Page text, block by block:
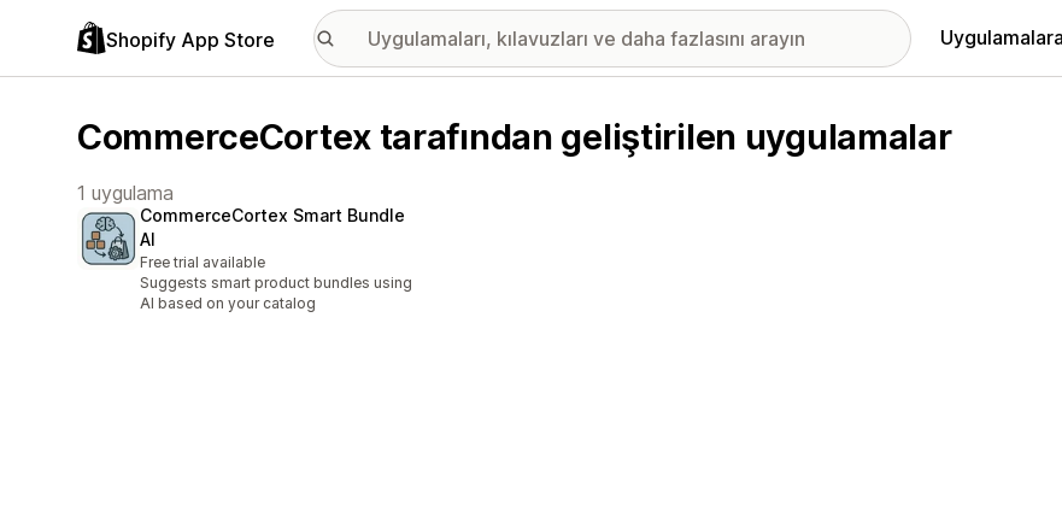
Shopify App Store
CommerceCortex tarafından geliştirilen uygulamalar
1 uygulama
CommerceCortex Smart Bundle
AI
Free trial available
Suggests smart product bundles using
AI based on your catalog